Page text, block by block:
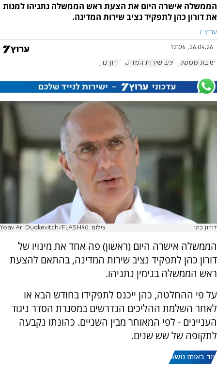
הממשלה אישרה היום את הצעת ראש הממשלה נתניהו למנות
את דורון כהן לתפקיד נציב שירות המדינה.
ערוץ 7
26.04.26, 12:06
ישיבת ממשלה נציב שירות המדינה דורון כהן
דורון כהן צילום: Yoav Ari Dudkevitch/FLASH90
הממשלה אישרה היום (ראשון) פה אחד את מינויו של
דורון כהן לתפקיד נציב שירות המדינה, בהתאם להצעת
ראש הממשלה בנימין נתניהו.
על פי ההחלטה, כהן ייכנס לתפקידו בחודש הבא או
לאחר השלמת ההליכים הנדרשים במסגרת הסדר ניגוד
העניינים - לפי המאוחר מבין השניים. כהונתו נקבעה
לתקופה של שש שנים.
עוד באותו נושא: